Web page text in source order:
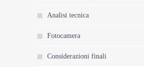
Analisi tecnica
Fotocamera
Considerazioni finali